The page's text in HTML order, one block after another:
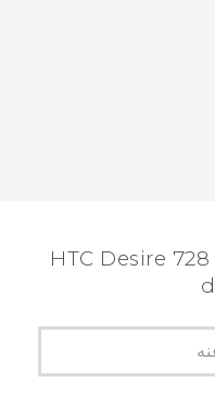
البحث عن المواضيع حول HTC Desire 728